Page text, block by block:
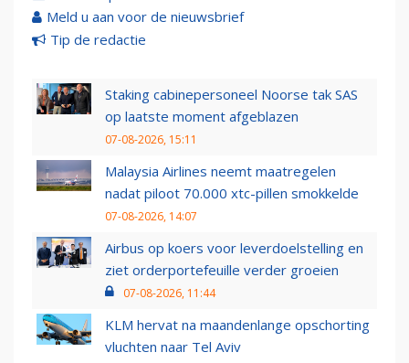
Meld u aan voor de nieuwsbrief
Tip de redactie
Staking cabinepersoneel Noorse tak SAS
op laatste moment afgeblazen
07-08-2026, 15:11
Malaysia Airlines neemt maatregelen
nadat piloot 70.000 xtc-pillen smokkelde
07-08-2026, 14:07
Airbus op koers voor leverdoelstelling en
ziet orderportefeuille verder groeien
07-08-2026, 11:44
KLM hervat na maandenlange opschorting
vluchten naar Tel Aviv